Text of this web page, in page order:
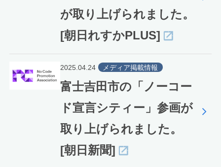
が取り上げられました。
[朝日れすかPLUS]
2025.04.24 メディア掲載情報
富士吉田市の「ノーコー
ド宣言シティー」参画が
取り上げられました。
[朝日新聞]